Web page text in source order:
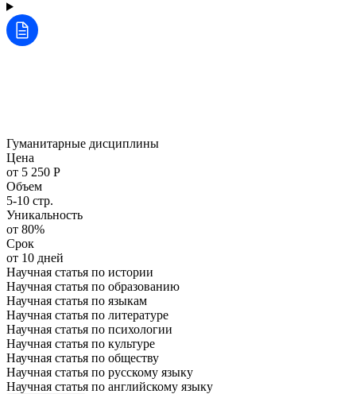
Гуманитарные дисциплины
Цена
от 5 250 Р
Объем
5-10 стр.
Уникальность
от 80%
Срок
от 10 дней
Научная статья по истории
Научная статья по образованию
Научная статья по языкам
Научная статья по литературе
Научная статья по психологии
Научная статья по культуре
Научная статья по обществу
Научная статья по русскому языку
Научная статья по английскому языку